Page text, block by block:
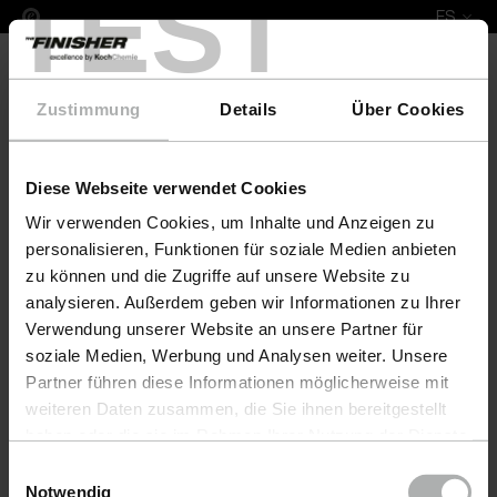
TEST
Zustimmung Details Über Cookies
Diese Webseite verwendet Cookies
Wir verwenden Cookies, um Inhalte und Anzeigen zu
personalisieren, Funktionen für soziale Medien anbieten
zu können und die Zugriffe auf unsere Website zu
analysieren. Außerdem geben wir Informationen zu Ihrer
Verwendung unserer Website an unsere Partner für
soziale Medien, Werbung und Analysen weiter. Unsere
Partner führen diese Informationen möglicherweise mit
weiteren Daten zusammen, die Sie ihnen bereitgestellt
Einstellungen zu den Cookies finden Sie unter
Notwendig
ES
COLOURLOCK Nubuck Fresh sample based 1 l